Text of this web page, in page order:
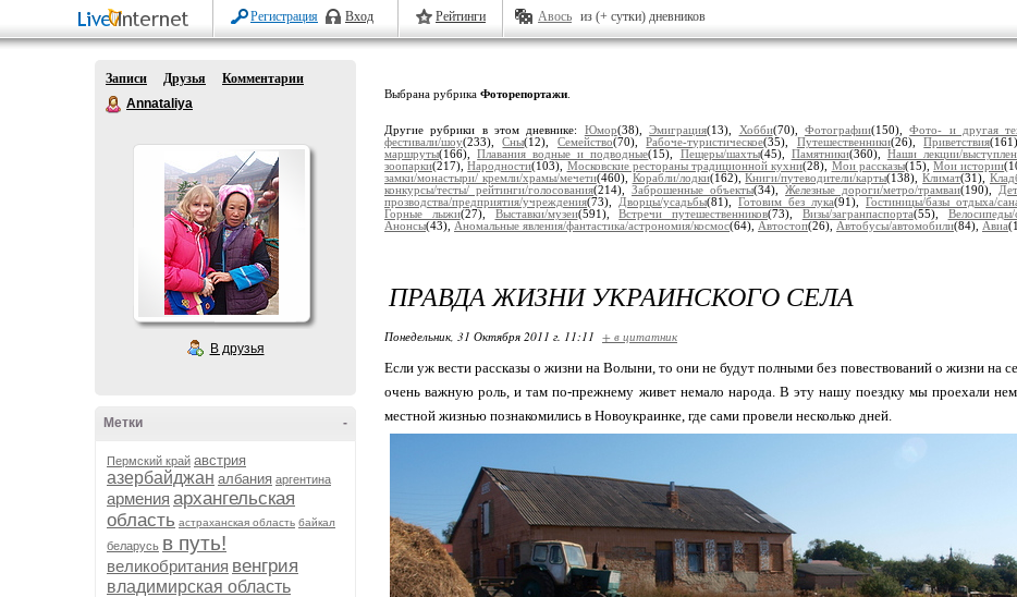
Регистрация Вход Рейтинги Авось из (+ сутки) дневников
Записи Друзья
Комментарии
Annataliya
В друзья
-
Метки
Пермский край австрия
азербайджан албания аргентина
армения архангельская
область астраханская область байкал
беларусь в путь!
великобритания венгрия
владимирская область
Выбрана рубрика Фоторепортажи
Другие рубрики в этом дневнике: Юмор(38),Эмиграция(13), Хобби(70), Фотографии(150),Фото- и другая
фестивали/шоу(233),Сны(12), Семейство(70),Рабоче-туристическое(35), Путешественники(26),Приветствия
маршруты(166),Плавания водные и подводные(15), Пещеры/шахты(45), Памятники(360), Наши лекции/
зоопарки(217),Народности(103), Московские рестораны традиционной кухни(28), Мои рассказы(15), Мои истории
замки/монастыри/ кремли/храмы/мечети(460), Корабли/лодки(162),Книги/путеводители/карты(138),Климат(31),
конкурсы/тесты/ рейтинги/голосования(214), Заброшенные объекты(34), Железные дороги/метро/трамваи(190),
прозводства/предприятия/учреждения(73), Дворцы/усадьбы(81), Готовим без лука(91), Гостиницы/базы отдыха/
Горные лыжи(27), Выставки/музеи(591),Встречи путешественников(73), Визы/загранпаспорта(55), Велосипеды/
Анонсы(43), Аномальные явления/фантастика/астрономия/космос(64), Автостоп(26), Автобусы/автомобили(84), Авиа
ПРАВДА ЖИЗНИ УКРАИНСКОГО СЕЛА
Понедельник, 31 Октября 2011 г. 11:11 + в цитатник
Если уж вести рассказы о жизни на Волыни, то они не будут полными без повествований о жизни на
очень важную роль, и там по-прежнему живет немало народа. В эту нашу поездку мы проехали
местной жизнью познакомились в Новоукраинке, где сами провели несколько дней.